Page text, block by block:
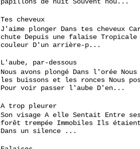
Tes cheveux
J'aime plonger Dans tes cheveux
chute Depuis une falaise
couleur D'un arrière-p...
L'aube, par-dessous
Nous avons plongé Dans l'orée Nous
les buissons et les ronces Nous
Pour voir passer l'aube D'en...
A trop pleurer
Son visage A elle Sentait Entre
forêt trempée Immobiles Ils
Dans un silence ...